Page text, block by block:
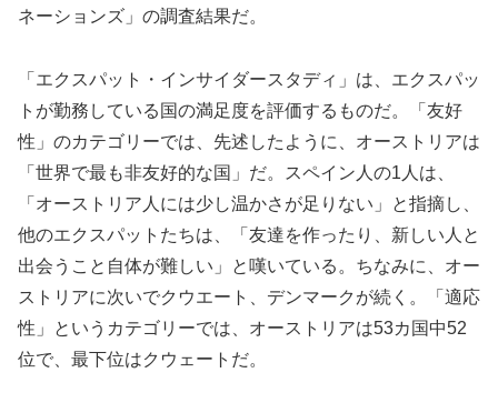
ネーションズ」の調査結果だ。
「エクスパット・インサイダースタディ」は、エクスパッ
トが勤務している国の満足度を評価するものだ。「友好
性」のカテゴリーでは、先述したように、オーストリアは
「世界で最も非友好的な国」だ。スペイン人の1人は、
「オーストリア人には少し温かさが足りない」と指摘し、
他のエクスパットたちは、「友達を作ったり、新しい人と
出会うこと自体が難しい」と嘆いている。ちなみに、オー
ストリアに次いでクウエート、デンマークが続く。「適応
性」というカテゴリーでは、オーストリアは53カ国中52
位で、最下位はクウェートだ。